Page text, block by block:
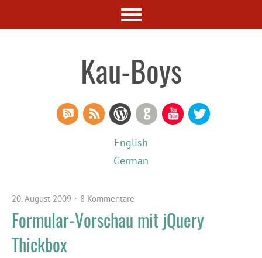
Kau-Boys
YouTube
GitHub
WordPress
RSS Feed
RSS Comments
English
German
20. August 2009 8 Kommentare
Formular-Vorschau mit jQuery
Thickbox